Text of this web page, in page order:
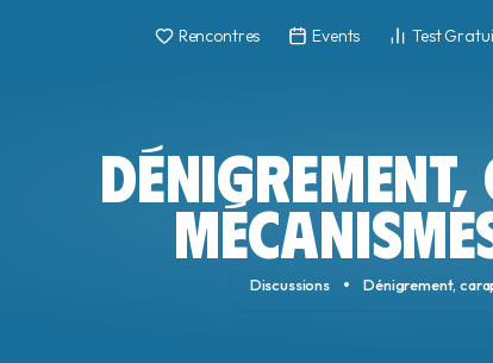
Rencontres Events Test
Discussions Dénigrement,